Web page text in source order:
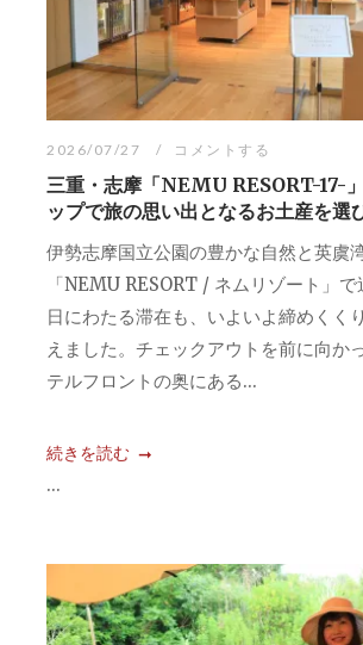
2026/07/27 コメントする
三重・志摩「NEMU RESORT-17-
ップで旅の思い出となるお土産を選
伊勢志摩国立公園の豊かな自然と英虞
「NEMU RESORT / ネムリゾート」
日にわたる滞在も、いよいよ締めくく
えました。チェックアウトを前に向か
テルフロントの奥にある...
続きを読む
...